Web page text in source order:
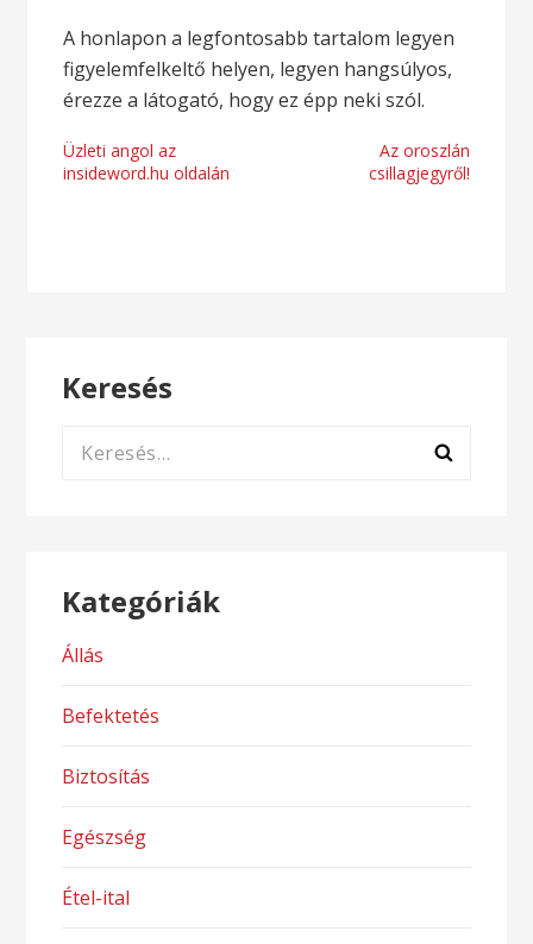
A honlapon a legfontosabb tartalom legyen
figyelemfelkeltő helyen, legyen hangsúlyos,
érezze a látogató, hogy ez épp neki szól.
Bejegyzés
Üzleti angol az
insideword.hu oldalán
Az oroszlán
csillagjegyről!
Keresés
Keresés:
Kategóriák
Állás
Befektetés
Biztosítás
Egészség
Étel-ital